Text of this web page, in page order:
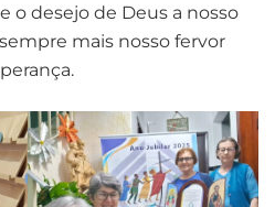
o desejo de Deus a nosso
mais nosso fervor